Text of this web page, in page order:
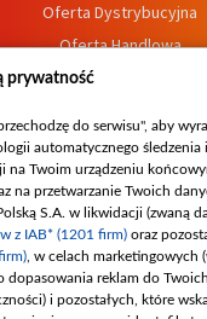
Oferta Dystrybucyjna
Oferta Handlowa
Dostępność
zgłoszeń
prywatność
do serwisu", aby
automatycznego śledzenia
na Twoim urządzeniu
na przetwarzanie Twoich
S.A. w likwidacji (zwaną
z IAB* (1201 firm) oraz
, w celach marketingowych
dopasowania reklam do
i pozostałych, które